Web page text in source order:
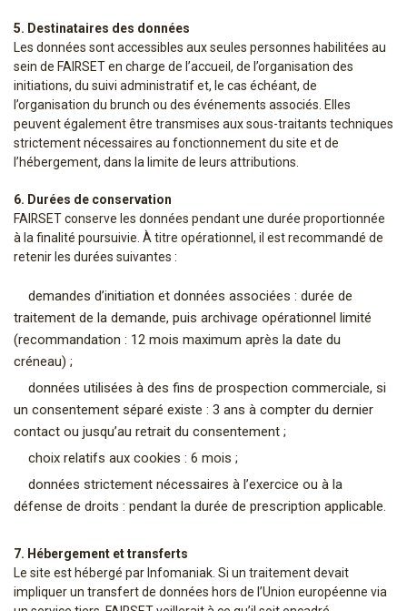
5. Destinataires des données
Les données sont accessibles aux seules personnes habilitées au
sein de FAIRSET en charge de l’accueil, de l’organisation des
initiations, du suivi administratif et, le cas échéant, de
l’organisation du brunch ou des événements associés. Elles
peuvent également être transmises aux sous-traitants techniques
strictement nécessaires au fonctionnement du site et de
l’hébergement, dans la limite de leurs attributions.
6. Durées de conservation
FAIRSET conserve les données pendant une durée proportionnée
à la finalité poursuivie. À titre opérationnel, il est recommandé de
retenir les durées suivantes :
demandes d’initiation et données associées : durée de
traitement de la demande, puis archivage opérationnel limité
(recommandation : 12 mois maximum après la date du
créneau) ;
données utilisées à des fins de prospection commerciale, si
un consentement séparé existe : 3 ans à compter du dernier
contact ou jusqu’au retrait du consentement ;
choix relatifs aux cookies : 6 mois ;
données strictement nécessaires à l’exercice ou à la
défense de droits : pendant la durée de prescription applicable.
7. Hébergement et transferts
Le site est hébergé par Infomaniak. Si un traitement devait
impliquer un transfert de données hors de l’Union européenne via